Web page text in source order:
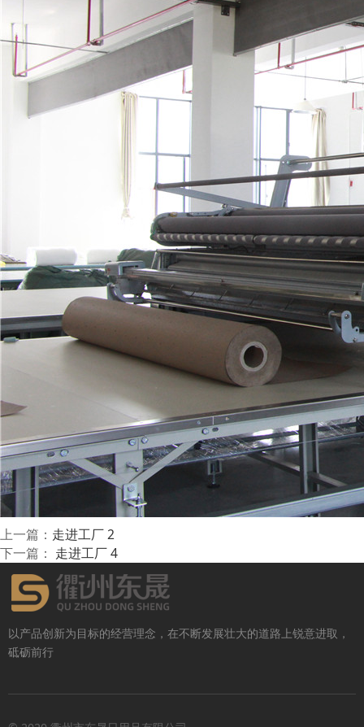
上一篇： 走进工厂 2
下一篇： 走进工厂 4
以产品创新为目标的经营理念，在不断发展壮大的道路上锐意进取，
砥砺前行